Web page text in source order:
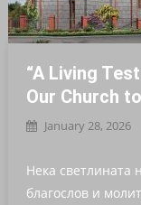
“A Living
Our Church
January 28, 2026
Нека светлината
благослов и